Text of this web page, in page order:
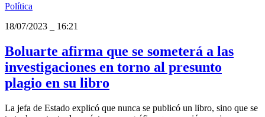
Política
18/07/2023
16:21
Boluarte afirma que se someterá a las
investigaciones en torno al presunto
plagio en su libro
La jefa de Estado explicó que nunca se publicó un libro, sino que se